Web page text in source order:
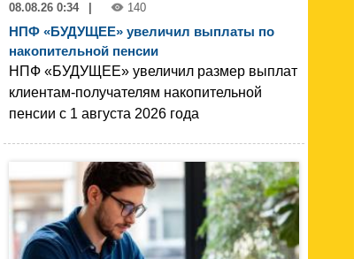
08.08.26 0:34 140
НПФ «БУДУЩЕЕ» увеличил выплаты по
накопительной пенсии
НПФ «БУДУЩЕЕ» увеличил размер выплат
клиентам-получателям накопительной
пенсии с 1 августа 2026 года